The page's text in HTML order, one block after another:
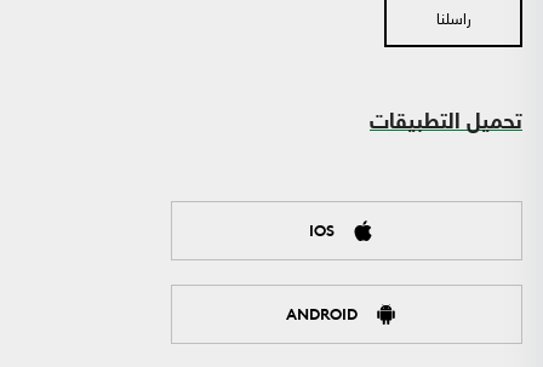
راسلنا
تحميل التطبيقات
IOS
ANDROID